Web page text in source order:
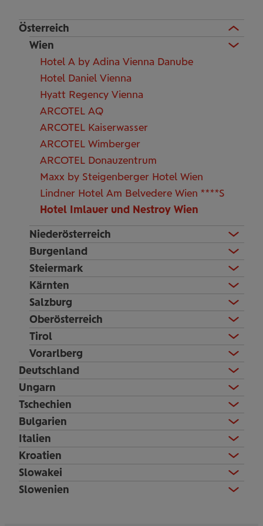
Österreich
Wien
Hotel A by Adina Vienna Danube
Hotel Daniel Vienna
Hyatt Regency Vienna
ARCOTEL AQ
ARCOTEL Kaiserwasser
ARCOTEL Wimberger
ARCOTEL Donauzentrum
Maxx by Steigenberger Hotel Wien
Lindner Hotel Am Belvedere Wien ****S
Hotel Imlauer und Nestroy Wien
Niederösterreich
Burgenland
Steiermark
Kärnten
Salzburg
Oberösterreich
Tirol
Vorarlberg
Deutschland
Ungarn
Tschechien
Bulgarien
Italien
Kroatien
Slowakei
Slowenien